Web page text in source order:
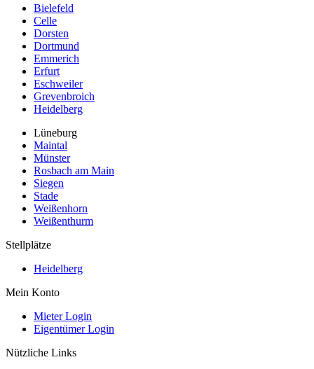
Bielefeld
Celle
Dorsten
Dortmund
Emmerich
Erfurt
Eschweiler
Grevenbroich
Heidelberg
Lüneburg
Maintal
Münster
Rosbach am Main
Siegen
Stade
Weißenhorn
Weißenthurm
Stellplätze
Heidelberg
Mein Konto
Mieter Login
Eigentümer Login
Nützliche Links